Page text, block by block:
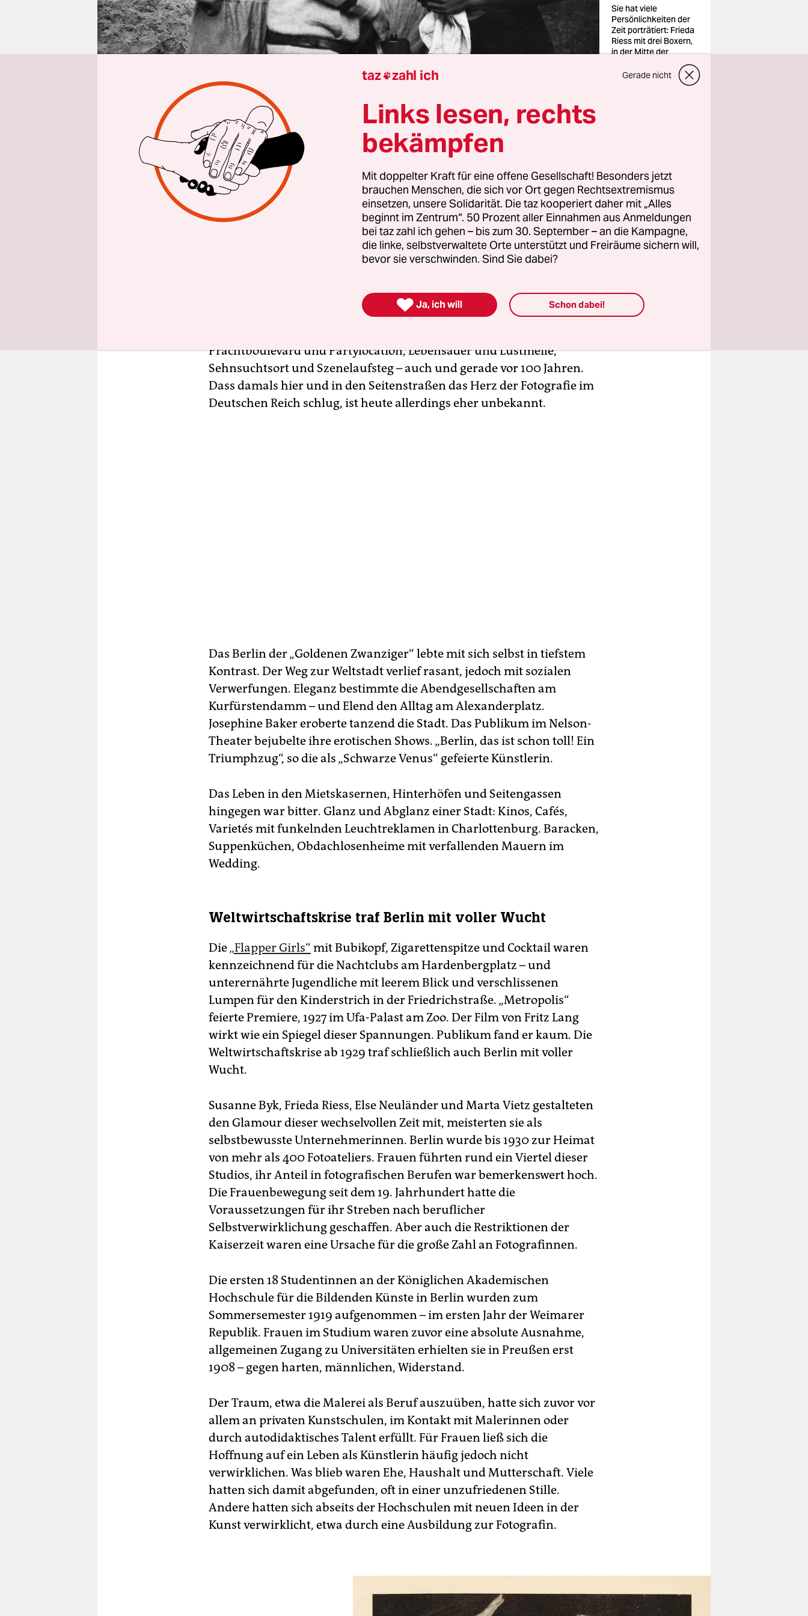
epaper login
Sie hat viele
Persönlichkeiten der
Zeit porträtiert: Frieda
Riess mit drei Boxern,
in der Mitte der
Schmeling
Aus Berlin Nicolas Basse
Sie gestalteten alles neu: Motivanordnungen und Bildaufteilungen,
Blickwinkel und Belichtungen und das Studio als Raum für nahezu
ikonografische Innovationen. Sie lehnten sich zudem gegen
überkommene soziale Rollenzuweisungen für Frauen auf, schufen
experimentelle bildliche Vorstellungen von emanzipierter
Weiblichkeit. Und das Berlin der 1920er Jahre liebte ihre Kunst mit der
Susanne Byk, Frieda Riess, Else Neuländer und Marta Vietz waren
Pionierinnen der Fotografie. DerKurfürstendammwurde ihr
Prachtboulevard und Partylocation, Lebensader und Lustmeile,
Sehnsuchtsort und Szenelaufsteg – auch und gerade vor 100 Jahren.
Dass damals hier und in den Seitenstraßen das Herz der Fotografie im
Deutschen Reich schlug, ist heute allerdings eher unbekannt.
Das Berlin der „Goldenen Zwanziger“ lebte mit sich selbst in tiefstem
Kontrast. Der Weg zur Weltstadt verlief rasant, jedoch mit sozialen
Verwerfungen. Eleganz bestimmte die Abendgesellschaften am
Kurfürstendamm – und Elend den Alltag am Alexanderplatz.
Josephine Baker eroberte tanzend die Stadt. Das Publikum im Nelson-
Theater bejubelte ihre erotischen Shows. „Berlin, das ist schon toll! Ein
Triumphzug“, so die als „Schwarze Venus“ gefeierte Künstlerin.
Das Leben in den Mietskasernen, Hinterhöfen und Seitengassen
hingegen war bitter. Glanz und Abglanz einer Stadt: Kinos, Cafés,
Varietés mit funkelnden Leuchtreklamen in Charlottenburg. Baracken,
Suppenküchen, Obdachlosenheime mit verfallenden Mauern im
Wedding.
Weltwirtschaftskrise traf Berlin mit voller Wucht
Die„Flapper Girls“ mit Bubikopf, Zigarettenspitze und Cocktail waren
kennzeichnend für die Nachtclubs am Hardenbergplatz – und
unterernährte Jugendliche mit leerem Blick und verschlissenen
Lumpen für den Kinderstrich in der Friedrichstraße. „Metropolis“
feierte Premiere, 1927 im Ufa-Palast am Zoo. Der Film von Fritz Lang
wirkt wie ein Spiegel dieser Spannungen. Publikum fand er kaum. Die
Weltwirtschaftskrise ab 1929 traf schließlich auch Berlin mit voller
Wucht.
Susanne Byk, Frieda Riess, Else Neuländer und Marta Vietz gestalteten
den Glamour dieser wechselvollen Zeit mit, meisterten sie als
selbstbewusste Unternehmerinnen. Berlin wurde bis 1930 zur Heimat
von mehr als 400 Foto­ateliers. Frauen führten rund ein Viertel dieser
Studios, ihr Anteil in fotografischen Berufen war bemerkenswert hoch.
Die Frauenbewegung seit dem 19. Jahrhundert hatte die
Voraussetzungen für ihr Streben nach beruflicher
Selbstverwirklichung geschaffen. Aber auch die Restriktionen der
Kaiserzeit waren eine Ursache für die große Zahl an Fotografinnen.
Die ersten 18 Studentinnen an der Königlichen Akademischen
Hochschule für die Bildenden Künste in Berlin wurden zum
Sommersemester 1919 aufgenommen – im ersten Jahr der Weimarer
Republik. Frauen im Studium waren zuvor eine absolute Ausnahme,
allgemeinen Zugang zu Universitäten erhielten sie in Preußen erst
1908 – gegen harten, männlichen, Widerstand.
Der Traum, etwa die Malerei als Beruf auszuüben, hatte sich zuvor vor
allem an privaten Kunstschulen, im Kontakt mit Malerinnen oder
durch autodidaktisches Talent erfüllt. Für Frauen ließ sich die
Hoffnung auf ein Leben als Künstlerin häufig jedoch nicht
verwirklichen. Was blieb waren Ehe, Haushalt und Mutterschaft. Viele
hatten sich damit abgefunden, oft in einer unzufriedenen Stille.
Andere hatten sich abseits der Hochschulen mit neuen Ideen in der
Kunst verwirklicht, etwa durch eine Ausbildung zur Fotografin.
taz zahl ich Gerade nicht
Links lesen, rechts
bekämpfen
Mit doppelter Kraft für eine offene Gesellschaft! Besonders jetzt
brauchen Menschen, die sich vor Ort gegen Rechtsextremismus
einsetzen, unsere Solidarität. Die taz kooperiert daher mit „Alles
beginnt im Zentrum“. 50 Prozent aller Einnahmen aus Anmeldungen
bei taz zahl ich gehen – bis zum 30. September – an die Kampagne,
die linke, selbstverwaltete Orte unterstützt und Freiräume sichern will,
bevor sie verschwinden. Sind Sie dabei?
 Ja, ich will Schon dabei!